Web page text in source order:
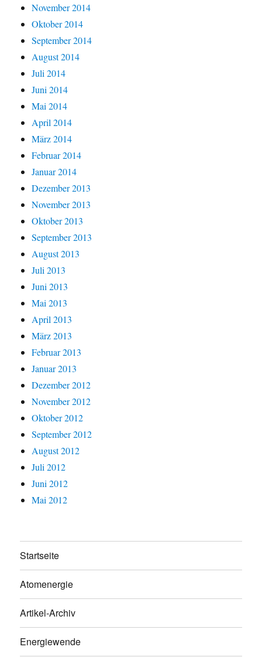
November 2014
Oktober 2014
September 2014
August 2014
Juli 2014
Juni 2014
Mai 2014
April 2014
März 2014
Februar 2014
Januar 2014
Dezember 2013
November 2013
Oktober 2013
September 2013
August 2013
Juli 2013
Juni 2013
Mai 2013
April 2013
März 2013
Februar 2013
Januar 2013
Dezember 2012
November 2012
Oktober 2012
September 2012
August 2012
Juli 2012
Juni 2012
Mai 2012
Startseite
Atomenergie
Artikel-Archiv
Energiewende